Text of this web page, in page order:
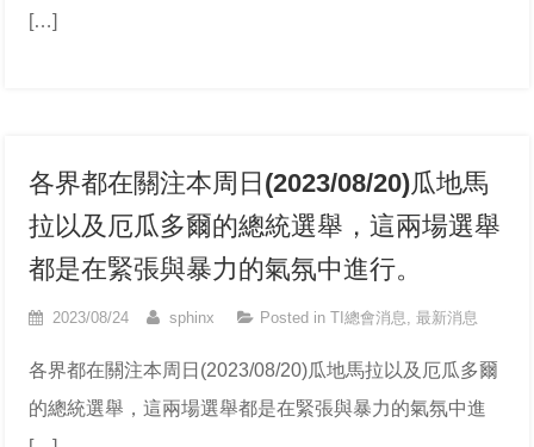
[…]
各界都在關注本周日(2023/08/20)瓜地馬
拉以及厄瓜多爾的總統選舉，這兩場選舉
都是在緊張與暴力的氣氛中進行。
2023/08/24 sphinx Posted inTI總會消息,最新消息
各界都在關注本周日(2023/08/20)瓜地馬拉以及厄瓜多爾
的總統選舉，這兩場選舉都是在緊張與暴力的氣氛中進